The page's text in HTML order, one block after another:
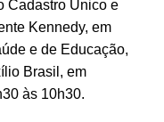
Cadastro Único e
Kennedy, em
e de Educação,
Brasil, em
às 10h30.